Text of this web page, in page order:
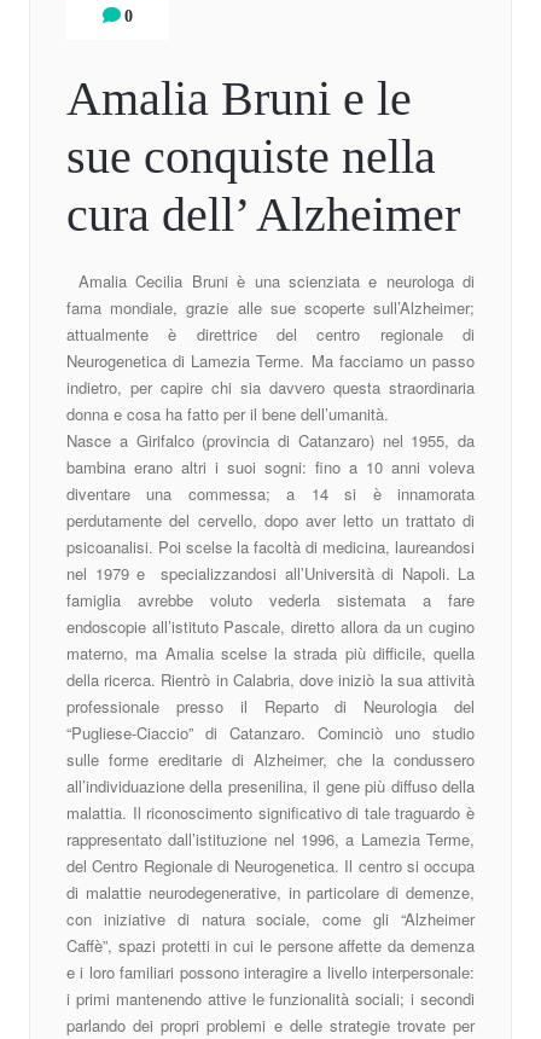
0
Amalia Bruni e le
sue conquiste nella
cura dell’ Alzheimer
Amalia Cecilia Bruni è una scienziata e neurologa di
fama mondiale, grazie alle sue scoperte sull’Alzheimer;
attualmente è direttrice del centro regionale di
Neurogenetica di Lamezia Terme. Ma facciamo un passo
indietro, per capire chi sia davvero questa straordinaria
donna e cosa ha fatto per il bene dell’umanità.
Nasce a Girifalco (provincia di Catanzaro) nel 1955, da
bambina erano altri i suoi sogni: fino a 10 anni voleva
diventare una commessa; a 14 si è innamorata
perdutamente del cervello, dopo aver letto un trattato di
psicoanalisi. Poi scelse la facoltà di medicina, laureandosi
nel 1979 e specializzandosi all’Università di Napoli. La
famiglia avrebbe voluto vederla sistemata a fare
endoscopie all’istituto Pascale, diretto allora da un cugino
materno, ma Amalia scelse la strada più difficile, quella
della ricerca. Rientrò in Calabria, dove iniziò la sua attività
professionale presso il Reparto di Neurologia del
“Pugliese-Ciaccio” di Catanzaro. Cominciò uno studio
sulle forme ereditarie di Alzheimer, che la condussero
all’individuazione della presenilina, il gene più diffuso della
malattia. Il riconoscimento significativo di tale traguardo è
rappresentato dall’istituzione nel 1996, a Lamezia Terme,
del Centro Regionale di Neurogenetica. Il centro si occupa
di malattie neurodegenerative, in particolare di demenze,
con iniziative di natura sociale, come gli “Alzheimer
Caffè”, spazi protetti in cui le persone affette da demenza
e i loro familiari possono interagire a livello interpersonale:
i primi mantenendo attive le funzionalità sociali; i secondi
parlando dei propri problemi e delle strategie trovate per